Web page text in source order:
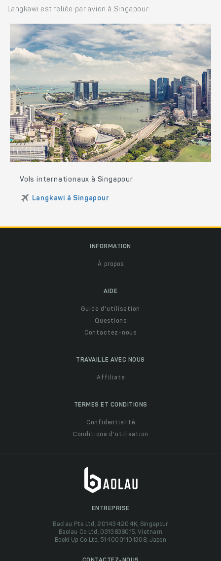
Langkawi est reliée par avion à Singapour:
Vols internationaux à Singapour
Langkawi à Singapour
INFORMATION
À propos
AIDE
Guide d'utilisation
Questions
Contactez-nous
TRAVAILLE AVEC NOUS
Affiliate
TERMES ET CONDITIONS
Confidentialité
Conditions d'utilisation
ENTREPRISE
Baolau Pte Ltd, 201434204K, Singapour
Baolau Co Ltd, 0313838015, Vietnam
Boeki Up Co Ltd, 5140001101308, Japon